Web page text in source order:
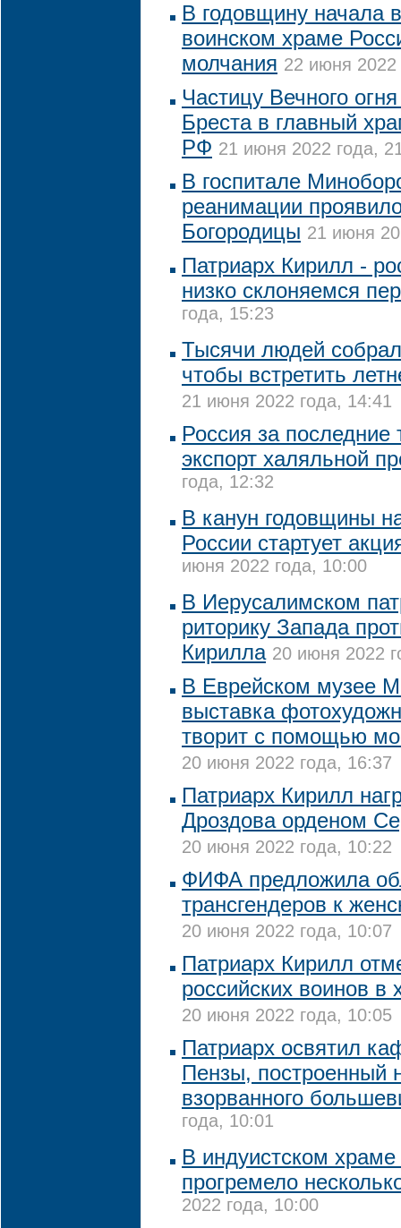
В годовщину начала
воинском храме
молчания 22 июня 2022
Частицу Вечного
Бреста в главный
РФ 21 июня 2022 года,
В госпитале
реанимации
Богородицы 21 июня
Патриарх Кирилл -
низко склоняемся
года, 15:23
Тысячи людей
чтобы встретить
21 июня 2022 года, 14:41
Россия за последние
экспорт халяльной
года, 12:32
В канун годовщины
России стартует
июня 2022 года, 10:00
В Иерусалимском
риторику Запада
Кирилла 20 июня 2022
В Еврейском музее
выставка
творит с помощью
20 июня 2022 года, 16:37
Патриарх Кирилл
Дроздова орденом
20 июня 2022 года, 10:22
ФИФА предложила
трансгендеров к
20 июня 2022 года, 10:07
Патриарх Кирилл
российских воинов в
20 июня 2022 года, 10:05
Патриарх освятил
Пензы, построенный
взорванного
года, 10:01
В индуистском
прогремело
2022 года, 10:00